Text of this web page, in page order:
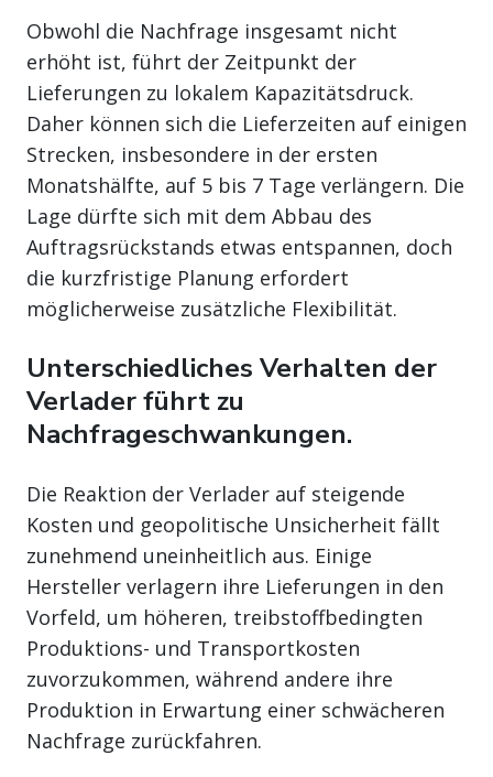
Obwohl die Nachfrage insgesamt nicht
erhöht ist, führt der Zeitpunkt der
Lieferungen zu lokalem Kapazitätsdruck.
Daher können sich die Lieferzeiten auf einigen
Strecken, insbesondere in der ersten
Monatshälfte, auf 5 bis 7 Tage verlängern. Die
Lage dürfte sich mit dem Abbau des
Auftragsrückstands etwas entspannen, doch
die kurzfristige Planung erfordert
möglicherweise zusätzliche Flexibilität.
Unterschiedliches Verhalten der
Verlader führt zu
Nachfrageschwankungen.
Die Reaktion der Verlader auf steigende
Kosten und geopolitische Unsicherheit fällt
zunehmend uneinheitlich aus. Einige
Hersteller verlagern ihre Lieferungen in den
Vorfeld, um höheren, treibstoffbedingten
Produktions- und Transportkosten
zuvorzukommen, während andere ihre
Produktion in Erwartung einer schwächeren
Nachfrage zurückfahren.